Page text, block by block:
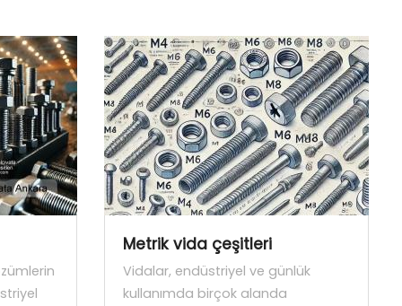
Metrik vida çeşitleri
Vidalar, endüstriyel ve günlük
kullanımda birçok alanda